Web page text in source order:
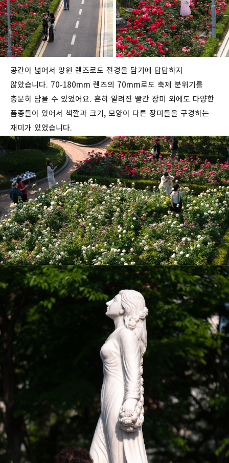
공간이 넓어서 망원 렌즈로도 전경을 담기에 답답하지
않았습니다. 70-180mm 렌즈의 70mm로도 축제 분위기를
충분히 담을 수 있었어요. 흔히 알려진 빨간 장미 외에도 다양한
품종들이 있어서 색깔과 크기, 모양이 다른 장미들을 구경하는
재미가 있었습니다.